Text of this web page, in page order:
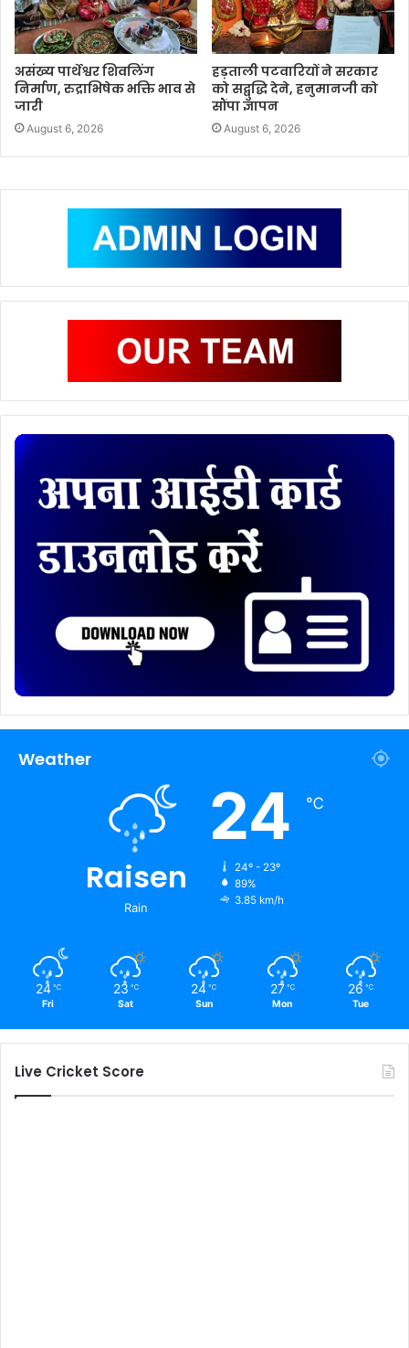
असंख्य पार्थेश्वर शिवलिंग
निर्माण, रुद्राभिषेक भक्ति भाव से
जारी
August 6, 2026
हड़ताली पटवारियों ने सरकार
को सद्बुद्धि देने, हनुमानजी को
सौंपा ज्ञापन
August 6, 2026
Weather
Raisen
Rain
24 ℃
24º - 23º
89%
3.85 km/h
24 ℃
Fri
23 ℃
Sat
24 ℃
Sun
27 ℃
Mon
26 ℃
Tue
Live Cricket Score